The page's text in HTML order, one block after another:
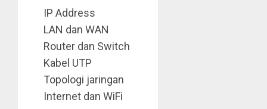
IP Address
LAN dan WAN
Router dan Switch
Kabel UTP
Topologi jaringan
Internet dan WiFi